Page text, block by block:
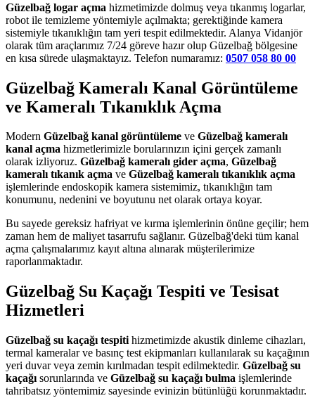
Güzelbağ logar açma hizmetimizde dolmuş veya tıkanmış logarlar,
robot ile temizleme yöntemiyle açılmakta; gerektiğinde kamera
sistemiyle tıkanıklığın tam yeri tespit edilmektedir. Alanya Vidanjör
olarak tüm araçlarımız 7/24 göreve hazır olup Güzelbağ bölgesine
en kısa sürede ulaşmaktayız. Telefon numaramız: 0507 058 80 00
Güzelbağ Kameralı Kanal Görüntüleme
ve Kameralı Tıkanıklık Açma
Modern Güzelbağ kanal görüntüleme ve Güzelbağ kameralı
kanal açma hizmetlerimizle borularınızın içini gerçek zamanlı
olarak izliyoruz. Güzelbağ kameralı gider açma, Güzelbağ
kameralı tıkanık açma ve Güzelbağ kameralı tıkanıklık açma
işlemlerinde endoskopik kamera sistemimiz, tıkanıklığın tam
konumunu, nedenini ve boyutunu net olarak ortaya koyar.
Bu sayede gereksiz hafriyat ve kırma işlemlerinin önüne geçilir; hem
zaman hem de maliyet tasarrufu sağlanır. Güzelbağ'deki tüm kanal
açma çalışmalarımız kayıt altına alınarak müşterilerimize
raporlanmaktadır.
Güzelbağ Su Kaçağı Tespiti ve Tesisat
Hizmetleri
Güzelbağ su kaçağı tespiti hizmetimizde akustik dinleme cihazları,
termal kameralar ve basınç test ekipmanları kullanılarak su kaçağının
yeri duvar veya zemin kırılmadan tespit edilmektedir. Güzelbağ su
kaçağı sorunlarında ve Güzelbağ su kaçağı bulma işlemlerinde
tahribatsız yöntemimiz sayesinde evinizin bütünlüğü korunmaktadır.